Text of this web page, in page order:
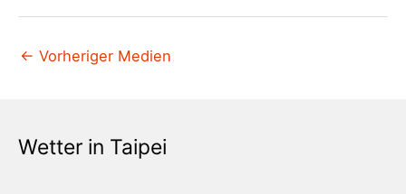
← Vorheriger Medien
Wetter in Taipei